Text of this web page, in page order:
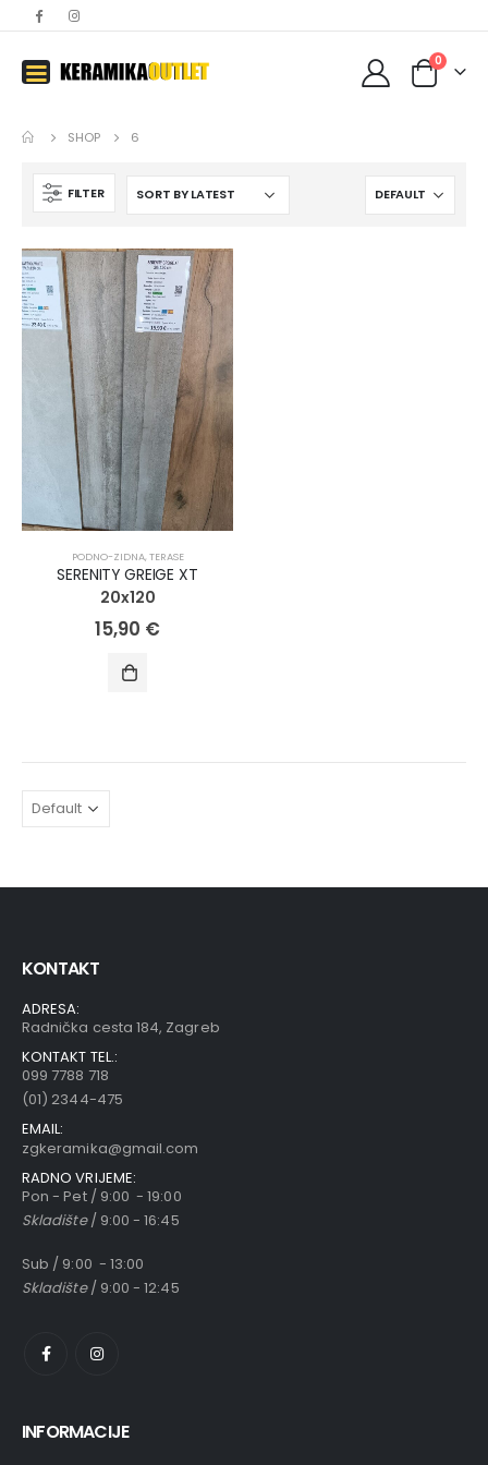
0
SHOP 6
FILTER
PODNO-ZIDNA, TERASE
SERENITY GREIGE XT
20x120
15,90 €
KONTAKT
ADRESA:
Radnička cesta 184, Zagreb
KONTAKT TEL.:
099 7788 718
(01) 2344-475
EMAIL:
zgkeramika@gmail.com
RADNO VRIJEME:
Pon - Pet / 9:00 - 19:00
Skladište/ 9:00 - 16:45
Sub / 9:00 - 13:00
Skladište/ 9:00 - 12:45
INFORMACIJE